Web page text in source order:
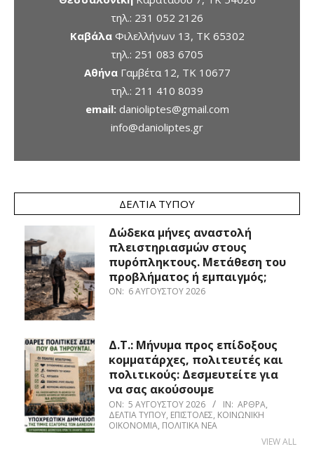
τηλ.: 231 052 2126
ΚαβάλαΦιλελλήνων 13, ΤΚ 65302
τηλ.: 251 083 6705
ΑθήναΓαμβέτα 12, ΤΚ 10677
τηλ.: 211 410 8039
email: danioliptes@gmail.com
info@danioliptes.gr
ΔΕΛΤΊΑ ΤΎΠΟΥ
Δώδεκα μήνες αναστολή
πλειστηριασμών στους
πυρόπληκτους. Μετάθεση του
προβλήματος ή εμπαιγμός;
ON: 6 ΑΥΓΟΎΣΤΟΥ 2026
Δ.Τ.: Μήνυμα προς επίδοξους
κομματάρχες, πολιτευτές και
πολιτικούς: Δεσμευτείτε για
να σας ακούσουμε
ON: 5 ΑΥΓΟΎΣΤΟΥ 2026 IN: ΆΡΘΡΑ,
ΔΕΛΤΊΑ ΤΎΠΟΥ, ΕΠΙΣΤΟΛΈΣ, ΚΟΙΝΩΝΙΚΉ
ΟΙΚΟΝΟΜΊΑ, ΠΟΛΙΤΙΚΆ ΝΈΑ
VIEW ALL